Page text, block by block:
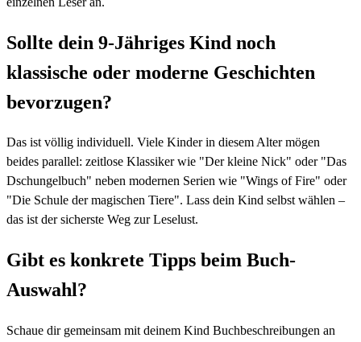
Sollte dein 9-Jähriges Kind noch
klassische oder moderne Geschichten
bevorzugen?
Das ist völlig individuell. Viele Kinder in diesem Alter mögen
beides parallel: zeitlose Klassiker wie "Der kleine Nick" oder "Das
Dschungelbuch" neben modernen Serien wie "Wings of Fire" oder
"Die Schule der magischen Tiere". Lass dein Kind selbst wählen –
das ist der sicherste Weg zur Leselust.
Gibt es konkrete Tipps beim Buch-
Auswahl?
Schaue dir gemeinsam mit deinem Kind Buchbeschreibungen an